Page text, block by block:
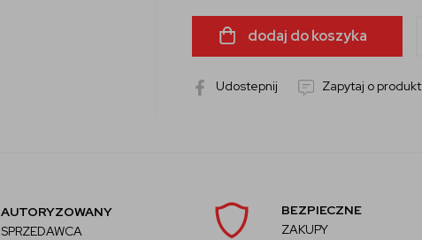
dodaj do koszyka
Udostepnij Zapytaj o produkt
AUTORYZOWANY
SPRZEDAWCA
BEZPIECZNE
ZAKUPY